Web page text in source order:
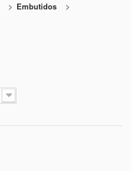
+
> Embutidos
>